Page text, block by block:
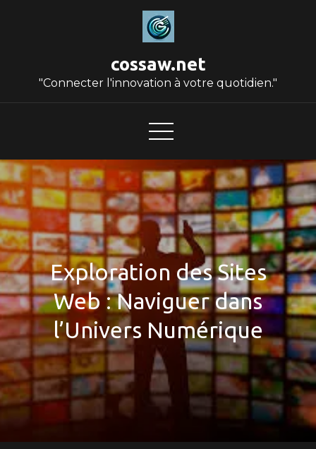
cossaw.net
"Connecter l'innovation à votre quotidien."
Exploration des Sites
Web : Naviguer dans
l’Univers Numérique